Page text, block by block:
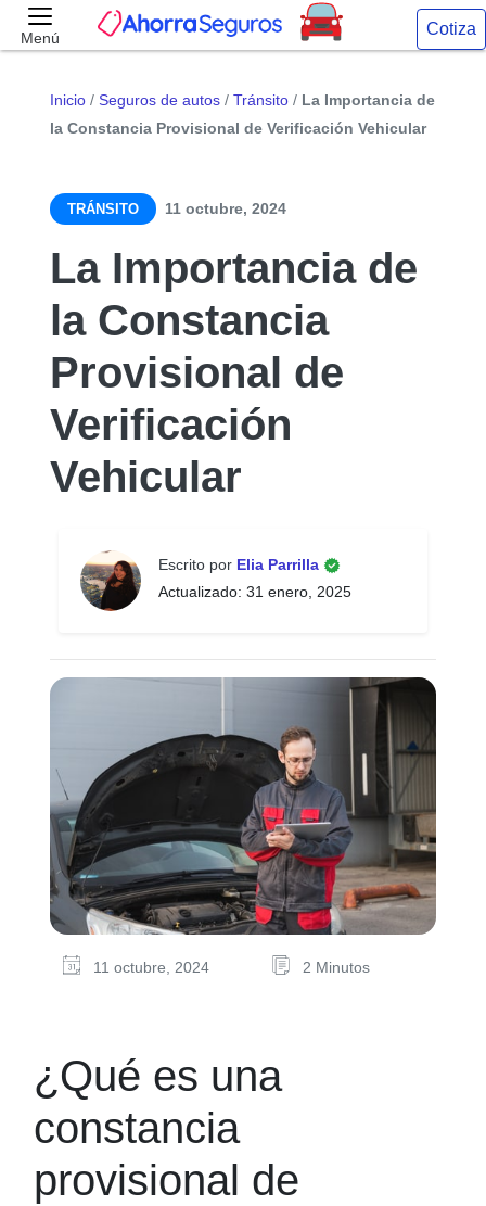
Menú Cotiza
Inicio / Seguros de autos / Tránsito / La Importancia de
la Constancia Provisional de Verificación Vehicular
TRÁNSITO 11 octubre, 2024
La Importancia de
la Constancia
Provisional de
Verificación
Vehicular
Escrito por Elia Parrilla
Actualizado: 31 enero, 2025
11 octubre, 2024 2 Minutos
¿Qué es una
constancia
provisional de